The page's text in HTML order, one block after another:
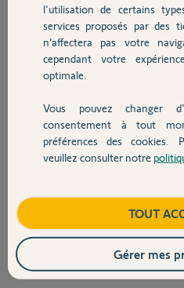
Autres produits
Devis avec un pro
Contact
Francis
il y a environ 4 ans
Participer au
Réponses
l'utilisation de certains
services proposés par des
n’affectera pas votre
cependant votre
optimale.
Vous pouvez changer
consentement à tout
préférences des cookies.
veuillez consulter notre
TOUT
Gérer mes